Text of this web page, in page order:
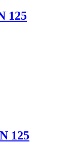
125
125